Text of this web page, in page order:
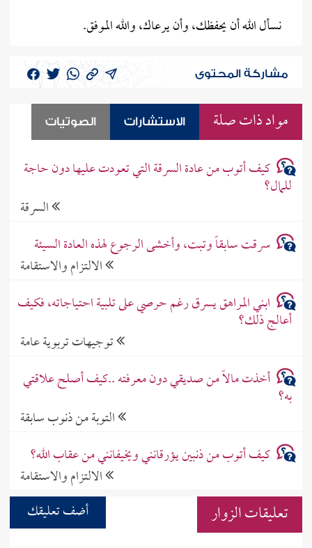
نسأل الله أن يحفظك، وأن يرعاك، والله الموفق.
مشاركة المحتوى
مواد ذات صلة الاستشارات الصوتيات
كيف أتوب من عادة السرقة التي تعودت عليها دون حاجة
للمال؟
السرقة
سرقت سابقاً وتبت، وأخشى الرجوع لهذه العادة السيئة
الالتزام والاستقامة
ابني المراهق يسرق رغم حرصي على تلبية احتياجاته، فكيف
أعالج ذلك؟
توجيهات تربوية عامة
أخذت مالاً من صديقي دون معرفته ..كيف أصلح علاقتي
به؟
التوبة من ذنوب سابقة
كيف أتوب من ذنبين يؤرقانني ويخيفانني من عقاب الله؟
الالتزام والاستقامة
تعليقات الزوار
أضف تعليقك